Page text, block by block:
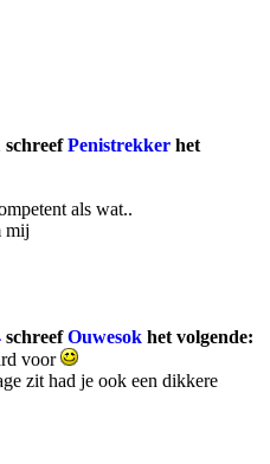
schreefPenistrekker het
als wat..
mij
schreefOuwesok het volgende:
voor
zit had je ook een dikkere